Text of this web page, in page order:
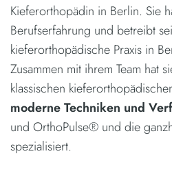
Kieferorthopädin in Berlin. Sie
Berufserfahrung und betreibt
kieferorthopädische Praxis in
Zusammen mit ihrem Team hat
klassischen
moderne Techniken und
und OrthoPulse® und die
spezialisiert.